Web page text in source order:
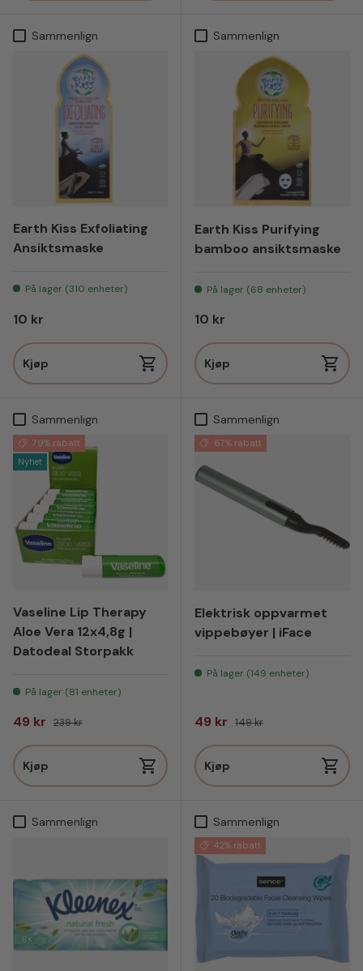
Sammenlign
Earth Kiss Exfoliating
Ansiktsmaske
På lager (310 enheter)
Vanlig pris
10 kr
Kjøp
Sammenlign
Earth Kiss Purifying
bamboo ansiktsmaske
På lager (68 enheter)
Vanlig pris
10 kr
Kjøp
Sammenlign
79% rabatt
Nyhet
Vaseline Lip Therapy
Aloe Vera 12x4,8g |
Datodeal Storpakk
På lager (81 enheter)
Salgspris
49 kr Vanlig pris
239 kr
Kjøp
Sammenlign
67% rabatt
Elektrisk oppvarmet
vippebøyer | iFace
På lager (149 enheter)
Salgspris
49 kr Vanlig pris
149 kr
Kjøp
Sammenlign Sammenlign
42% rabatt